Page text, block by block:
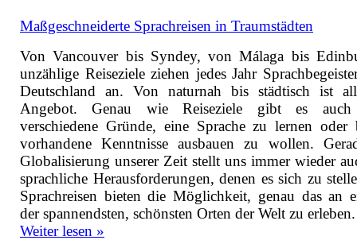
Maßgeschneiderte Sprachreisen in Traumstädten
Von Vancouver bis Syndey, von Málaga bis
unzählige Reiseziele ziehen jedes Jahr
Deutschland an. Von naturnah bis städtisch ist
Angebot. Genau wie Reiseziele gibt es
verschiedene Gründe, eine Sprache zu lernen oder
vorhandene Kenntnisse ausbauen zu wollen.
Globalisierung unserer Zeit stellt uns immer wieder
sprachliche Herausforderungen, denen es sich zu
Sprachreisen bieten die Möglichkeit, genau das an
der spannendsten, schönsten Orten der Welt zu erleben.
Weiter lesen »